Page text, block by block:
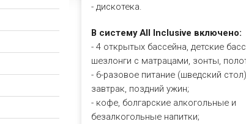
- дискотека.
В систему All Inclusive включено:
- 4 открытых бассейна, детские
шезлонги с матрацами, зонты,
- 6-разовое питание (шведский
завтрак, поздний ужин;
- кофе, болгарские алкогольные и
безалкогольные напитки;